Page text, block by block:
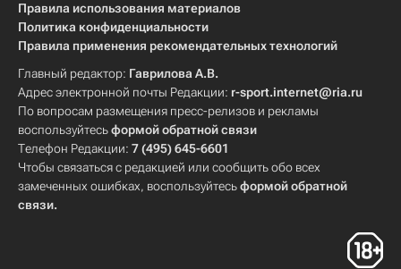
Правила использования материалов
Политика конфиденциальности
Правила применения рекомендательных технологий
Главный редактор: Гаврилова А.В.
Адрес электронной почты Редакции: r-sport.internet@ria.ru
По вопросам размещения пресс-релизов и рекламы
воспользуйтесьформой обратной связи
Телефон Редакции: 7 (495) 645-6601
Чтобы связаться с редакцией или сообщить обо всех
замеченных ошибках, воспользуйтесьформой обратной
связи.